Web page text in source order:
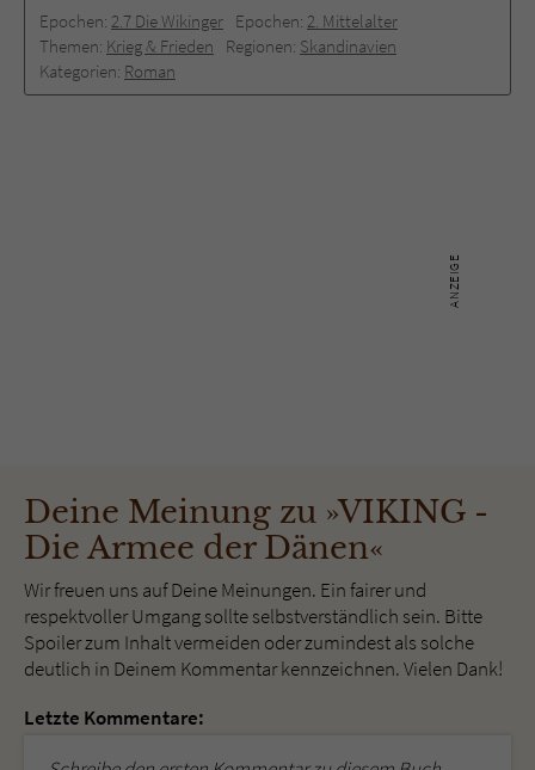
Epochen: 2.7 Die Wikinger Epochen: 2. Mittelalter
Themen: Krieg & Frieden Regionen: Skandinavien
Kategorien: Roman
Deine Meinung zu »VIKING -
Die Armee der Dänen«
Wir freuen uns auf Deine Meinungen. Ein fairer und
respektvoller Umgang sollte selbstverständlich sein. Bitte
Spoiler zum Inhalt vermeiden oder zumindest als solche
deutlich in Deinem Kommentar kennzeichnen. Vielen Dank!
Letzte Kommentare: